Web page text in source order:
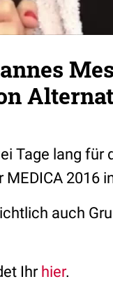
Tage lang für
2016
auch
Ihr hier.